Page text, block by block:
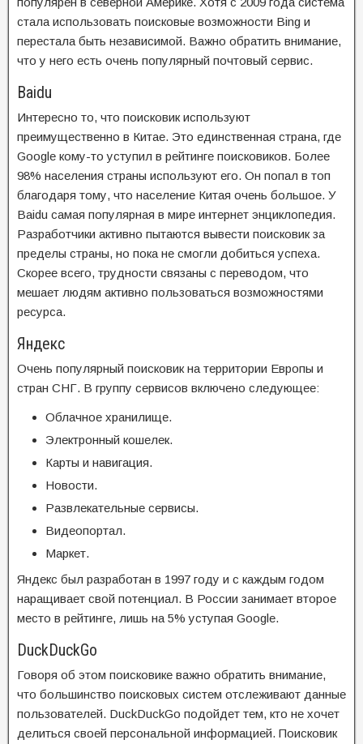
стала использовать поисковые возможности Bing и
перестала быть независимой. Важно обратить внимание,
что у него есть очень популярный почтовый сервис.
Baidu
Интересно то, что поисковик используют
преимущественно в Китае. Это единственная страна, где
Google кому-то уступил в рейтинге поисковиков. Более
98% населения страны используют его. Он попал в топ
благодаря тому, что население Китая очень большое. У
Baidu самая популярная в мире интернет энциклопедия.
Разработчики активно пытаются вывести поисковик за
пределы страны, но пока не смогли добиться успеха.
Скорее всего, трудности связаны с переводом, что
мешает людям активно пользоваться возможностями
ресурса.
Яндекс
Очень популярный поисковик на территории Европы и
стран СНГ. В группу сервисов включено следующее:
Облачное хранилище.
Электронный кошелек.
Карты и навигация.
Новости.
Развлекательные сервисы.
Видеопортал.
Маркет.
Яндекс был разработан в 1997 году и с каждым годом
наращивает свой потенциал. В России занимает второе
место в рейтинге, лишь на 5% уступая Google.
DuckDuckGo
Говоря об этом поисковике важно обратить внимание,
что большинство поисковых систем отслеживают данные
пользователей. DuckDuckGo подойдет тем, кто не хочет
делиться своей персональной информацией. Поисковик